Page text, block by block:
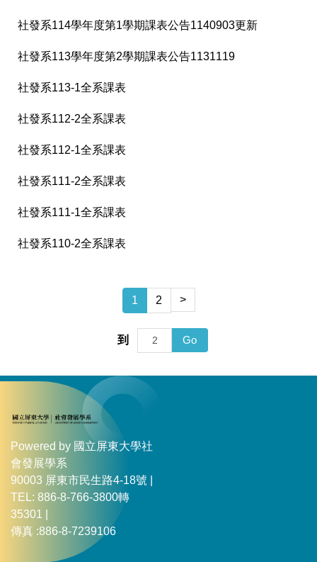
社發系114學年度第1學期課表公告1140903更新
社發系113學年度第2學期課表公告1131119
社發系113-1全系課表
社發系112-2全系課表
社發系112-1全系課表
社發系111-2全系課表
社發系111-1全系課表
社發系110-2全系課表
1 2 >
到 Go
Powered by 國立屏東大學社
會發展學系
90003 屏東市民生路4-18號 |
TEL: 886-8-766-3800轉
35301 |
傳真 :886-8-7239106